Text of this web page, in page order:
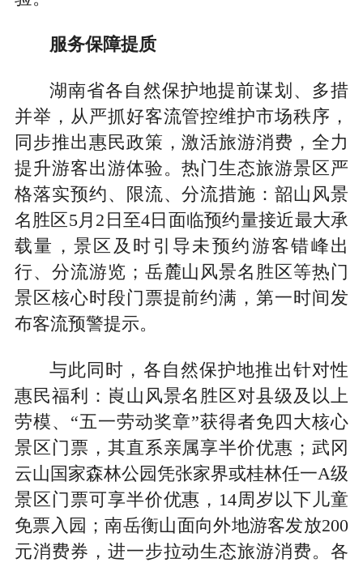
服务保障提质
湖南省各自然保护地提前谋划、多措
并举，从严抓好客流管控维护市场秩序，
同步推出惠民政策，激活旅游消费，全力
提升游客出游体验。热门生态旅游景区严
格落实预约、限流、分流措施：韶山风景
名胜区5月2日至4日面临预约量接近最大承
载量，景区及时引导未预约游客错峰出
行、分流游览；岳麓山风景名胜区等热门
景区核心时段门票提前约满，第一时间发
布客流预警提示。
与此同时，各自然保护地推出针对性
惠民福利：崀山风景名胜区对县级及以上
劳模、“五一劳动奖章”获得者免四大核心
景区门票，其直系亲属享半价优惠；武冈
云山国家森林公园凭张家界或桂林任一A级
景区门票可享半价优惠，14周岁以下儿童
免票入园；南岳衡山面向外地游客发放200
元消费券，进一步拉动生态旅游消费。各